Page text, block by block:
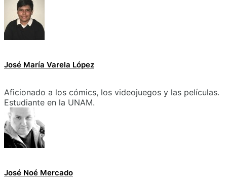
José María Varela López
Aficionado a los cómics, los videojuegos y las películas.
Estudiante en la UNAM.
José Noé Mercado